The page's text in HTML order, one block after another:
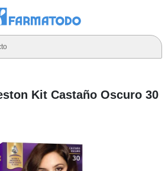
Kit Castaño Oscuro 30